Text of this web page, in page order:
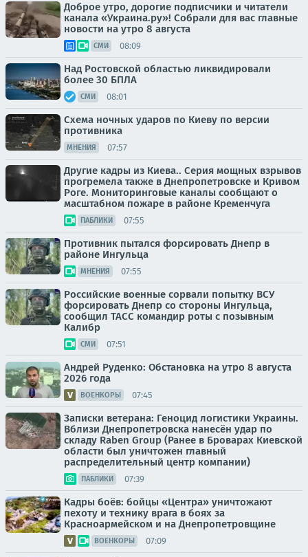
Доброе утро, дорогие подписчики и читатели
канала «Украина.ру»! Собрали для вас главные
новости на утро 8 августа
СМИ 08:09
Над Ростовской областью ликвидировали
более 30 БПЛА
СМИ 08:01
Схема ночных ударов по Киеву по версии
противника
МНЕНИЯ 07:57
Другие кадры из Киева.. Серия мощных взрывов
прогремела также в Днепропетровске и Кривом
Роге. Мониторинговые каналы сообщают о
масштабном пожаре в районе Кременчуга
ПАБЛИКИ 07:55
Противник пытался форсировать Днепр в
районе Ингульца
МНЕНИЯ 07:55
Российские военные сорвали попытку ВСУ
форсировать Днепр со стороны Ингульца,
сообщил ТАСС командир роты с позывным
Калибр
СМИ 07:51
Андрей Руденко: Обстановка на утро 8 августа
2026 года
ВОЕНКОРЫ 07:45
Записки ветерана: Геноцид логистики Украины.
Вблизи Днепропетровска нанесён удар по
складу Raben Group (Ранее в Броварах Киевской
области был уничтожен главный
распределительный центр компании)
ПАБЛИКИ 07:39
Кадры боёв: бойцы «Центра» уничтожают
пехоту и технику врага в боях за
Красноармейском и на Днепропетровщине
ВОЕНКОРЫ 07:09